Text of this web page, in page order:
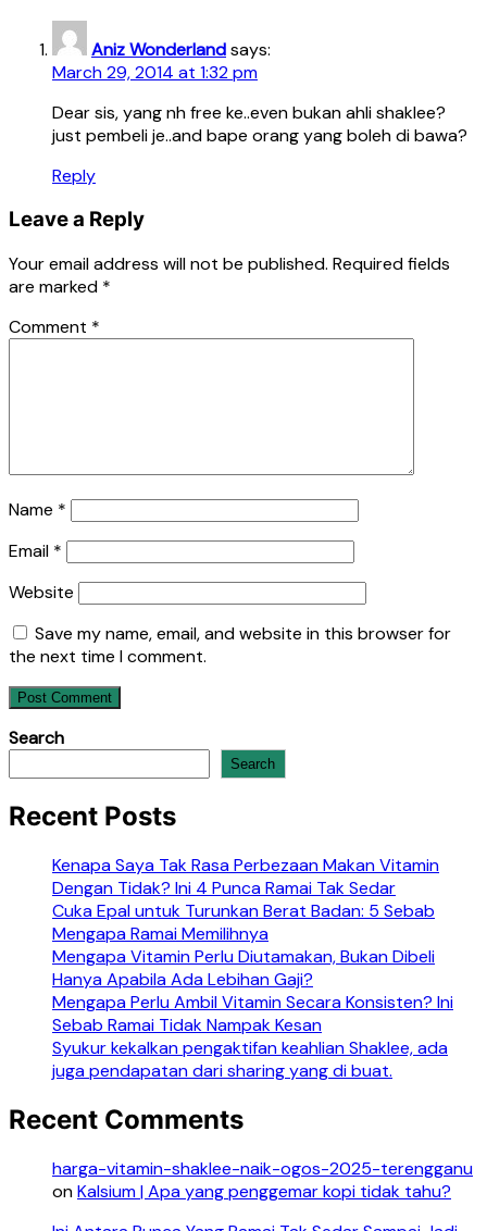
Aniz Wonderlandsays:
March 29, 2014 at 1:32 pm
Dear sis, yang nh free ke..even bukan ahli shaklee?
just pembeli je..and bape orang yang boleh di bawa?
Reply
Leave a Reply
Your email address will not be published. Required fields
are marked *
Comment *
Name *
Email *
Website
Save my name, email, and website in this browser for
the next time I comment.
Search
Search
Recent Posts
Kenapa Saya Tak Rasa Perbezaan Makan Vitamin
Dengan Tidak? Ini 4 Punca Ramai Tak Sedar
Cuka Epal untuk Turunkan Berat Badan: 5 Sebab
Mengapa Ramai Memilihnya
Mengapa Vitamin Perlu Diutamakan, Bukan Dibeli
Hanya Apabila Ada Lebihan Gaji?
Mengapa Perlu Ambil Vitamin Secara Konsisten? Ini
Sebab Ramai Tidak Nampak Kesan
Syukur kekalkan pengaktifan keahlian Shaklee, ada
juga pendapatan dari sharing yang di buat.
Recent Comments
harga-vitamin-shaklee-naik-ogos-2025-terengganu
onKalsium | Apa yang penggemar kopi tidak tahu?